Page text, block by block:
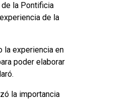
de la Pontificia
de la
la experiencia en
poder elaborar
la importancia